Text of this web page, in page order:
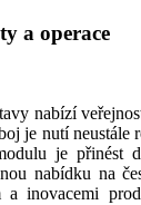
a operace
nabízí
je nutí neustále
je přinést
nabídku na
a inovacemi